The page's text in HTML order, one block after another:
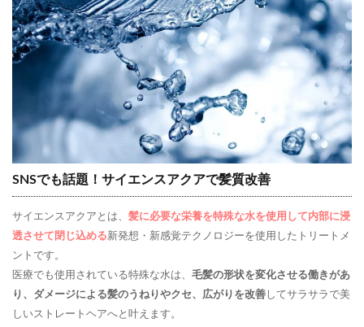
SNSでも話題！サイエンスアクアで髪質改善
サイエンスアクアとは、 髪に必要な栄養を特殊な水を使用して内部に浸
透させて閉じ込める新発想・新感覚テクノロジーを使用したトリートメ
ントです。
医療でも使用されている特殊な水は、 毛髪の形状を変化させる働きがあ
り、ダメージによる髪のうねりやクセ、広がりを改善 してサラサラで美
しいストレートヘアへと叶えます。